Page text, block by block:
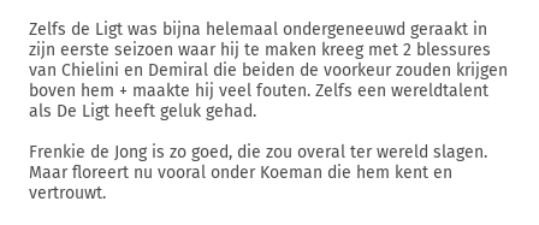
Zelfs de Ligt was bijna helemaal ondergeneeuwd geraakt in
zijn eerste seizoen waar hij te maken kreeg met 2 blessures
van Chielini en Demiral die beiden de voorkeur zouden krijgen
boven hem + maakte hij veel fouten. Zelfs een wereldtalent
als De Ligt heeft geluk gehad.
Frenkie de Jong is zo goed, die zou overal ter wereld slagen.
Maar floreert nu vooral onder Koeman die hem kent en
vertrouwt.